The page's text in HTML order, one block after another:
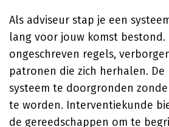
Als adviseur stap je een
lang voor jouw komst bestond.
ongeschreven regels,
patronen die zich herhalen.
systeem te doorgronden
te worden. Interventiekunde
de gereedschappen om te